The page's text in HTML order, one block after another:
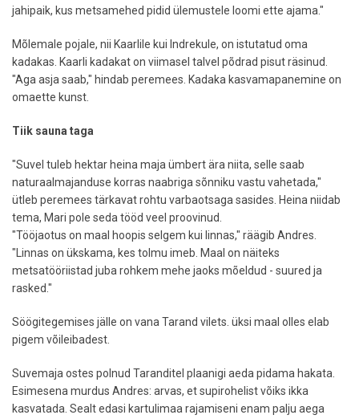
jahipaik, kus metsamehed pidid ülemustele loomi ette ajama."
Mõlemale pojale, nii Kaarlile kui Indrekule, on istutatud oma
kadakas. Kaarli kadakat on viimasel talvel põdrad pisut räsinud.
"Aga asja saab," hindab peremees. Kadaka kasvamapanemine on
omaette kunst.
Tiik sauna taga
"Suvel tuleb hektar heina maja ümbert ära niita, selle saab
naturaalmajanduse korras naabriga sõnniku vastu vahetada,"
ütleb peremees tärkavat rohtu varbaotsaga sasides. Heina niidab
tema, Mari pole seda tööd veel proovinud.
"Tööjaotus on maal hoopis selgem kui linnas," räägib Andres.
"Linnas on ükskama, kes tolmu imeb. Maal on näiteks
metsatööriistad juba rohkem mehe jaoks mõeldud - suured ja
rasked."
Söögitegemises jälle on vana Tarand vilets. üksi maal olles elab
pigem võileibadest.
Suvemaja ostes polnud Taranditel plaanigi aeda pidama hakata.
Esimesena murdus Andres: arvas, et supirohelist võiks ikka
kasvatada. Sealt edasi kartulimaa rajamiseni enam palju aega